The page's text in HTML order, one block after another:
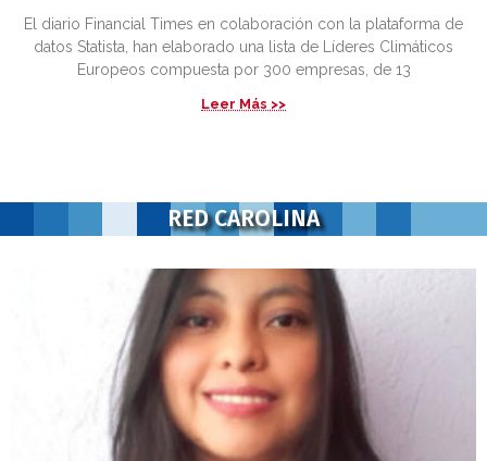
El diario Financial Times en colaboración con la plataforma de
datos Statista, han elaborado una lista de Líderes Climáticos
Europeos compuesta por 300 empresas, de 13
Leer Más >>
RED CAROLINA